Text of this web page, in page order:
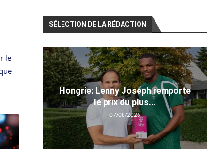
le
SÉLECTION DE LA RÉDACTION
Hongrie: Lenny Joseph remporte
le prix du plus...
07/08/2026